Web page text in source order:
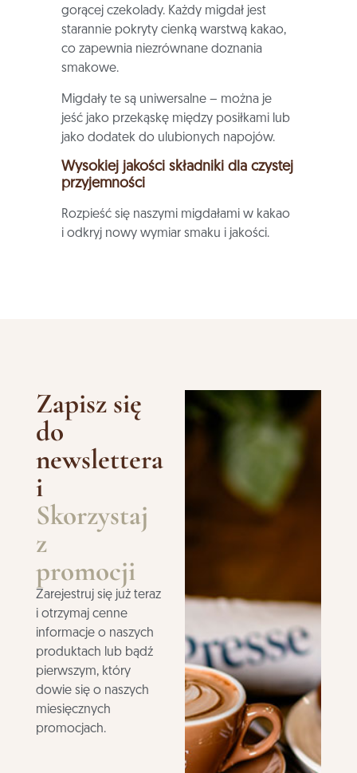
gorącej czekolady. Każdy migdał jest
starannie pokryty cienką warstwą kakao,
co zapewnia niezrównane doznania
smakowe.
Migdały te są uniwersalne – można je
jeść jako przekąskę między posiłkami lub
jako dodatek do ulubionych napojów.
Wysokiej jakości składniki dla czystej
przyjemności
Rozpieść się naszymi migdałami w kakao
i odkryj nowy wymiar smaku i jakości.
Zapisz się
do
newslettera
i
Skorzystaj
z
promocji
Zarejestruj się już teraz
i otrzymaj cenne
informacje o naszych
produktach lub bądź
pierwszym, który
dowie się o naszych
miesięcznych
promocjach.